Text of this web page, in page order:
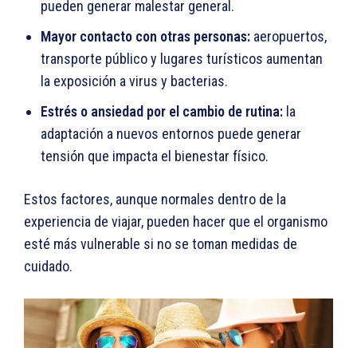
pueden generar malestar general.
Mayor contacto con otras personas: aeropuertos,
transporte público y lugares turísticos aumentan
la exposición a virus y bacterias.
Estrés o ansiedad por el cambio de rutina: la
adaptación a nuevos entornos puede generar
tensión que impacta el bienestar físico.
Estos factores, aunque normales dentro de la
experiencia de viajar, pueden hacer que el organismo
esté más vulnerable si no se toman medidas de
cuidado.